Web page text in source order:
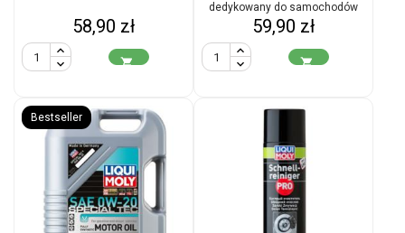
Cena
58,90 zł

dedykowany do samochodów
Volvo
Cena
59,90 zł

Bestseller